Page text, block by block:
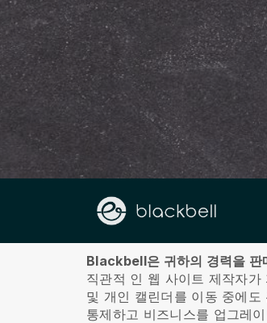
회사 소개
Blackbell은 귀하의 경력을 판
직관적 인 웹 사이트 제작자
및 개인 캘린더를 이동 중에도
통제하고 비즈니스를 업그레